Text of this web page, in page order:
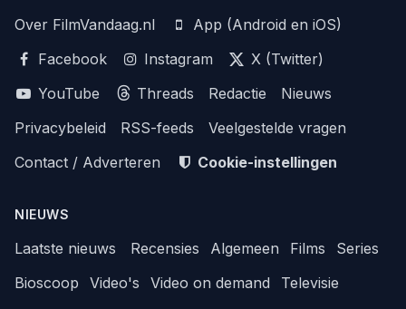
Over FilmVandaag.nl
App (Android en iOS)
Facebook
Instagram
X (Twitter)
YouTube
Threads Redactie
Nieuws
Privacybeleid
RSS-feeds
Veelgestelde vragen
Contact / Adverteren
Cookie-instellingen
NIEUWS
Laatste nieuws Recensies Algemeen Films
Series
Bioscoop
Video's Video on demand
Televisie